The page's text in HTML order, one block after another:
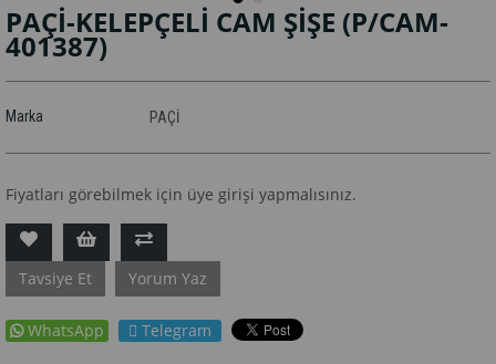
PAÇİ-KELEPÇELİ CAM ŞİŞE (P/CAM-
401387)
Marka PAÇİ
Fiyatları görebilmek için üye girişi yapmalısınız.
Tavsiye Et Yorum Yaz
WhatsApp Telegram